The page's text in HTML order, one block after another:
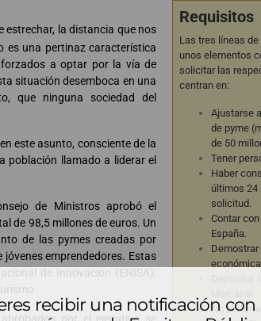
estrechar, la distancia que nos
es una pertinaz característica
forzados a optar por la vía de
situación desemboca en una
que ninguna sociedad del
este asunto, consciente de la
población llamado a liderar el
de Ministros aprobó el
de 98,5 millones de euros. Un
de las pymes creadas por
emprendedores. Estas
de Innovación (ENISA),
Requisitos
Las tres líneas
unos elementos
solicitar las
centran en:
Ajustarse
de pyme
de 50
Tener
Haber
últimos 24
solicitud.
Contar
España.
No
recibir una notificación con